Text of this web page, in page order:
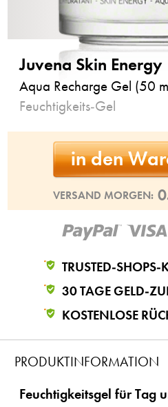
Juvena Skin Energy
Aqua Recharge Gel (50
Feuchtigkeits-Gel
in den
VERSAND MORGEN:
TRUSTED-SHOPS-
30 TAGE GELD-
KOSTENLOSE
PRODUKTINFORMATION
Feuchtigkeitsgel für Tag